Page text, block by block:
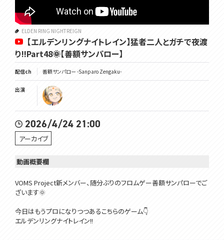
ELDEN RING NIGHTREIGN
【エルデンリングナイトレイン】猛者二人とガチで夜渡
り!!Part48🌞【善額サンパロー】
配信ch 善額サンパロー -Sanparo Zengaku-
出演
2026/4/24 21:00
アーカイブ
動画概要欄
VOMS Project新メンバー、随分ぶりのフロムゲー善額サンパローでご
ざいます🌞
今日はもうプロになりつつあるこちらのゲーム👇
エルデンリングナイトレイン!!